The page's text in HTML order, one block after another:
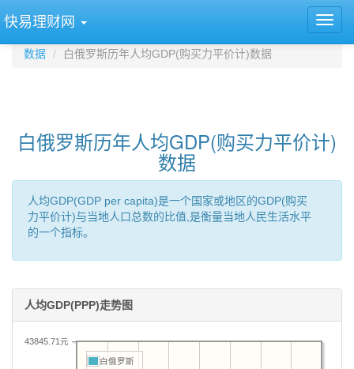
快易理财网
数据 白俄罗斯历年人均GDP(购买力平价计)数据
白俄罗斯历年人均GDP(购买力平价计)
数据
人均GDP(GDP per capita)是一个国家或地区的GDP(购买
力平价计)与当地人口总数的比值,是衡量当地人民生活水平
的一个指标。
人均GDP(PPP)走势图
43845.71元
白俄罗斯